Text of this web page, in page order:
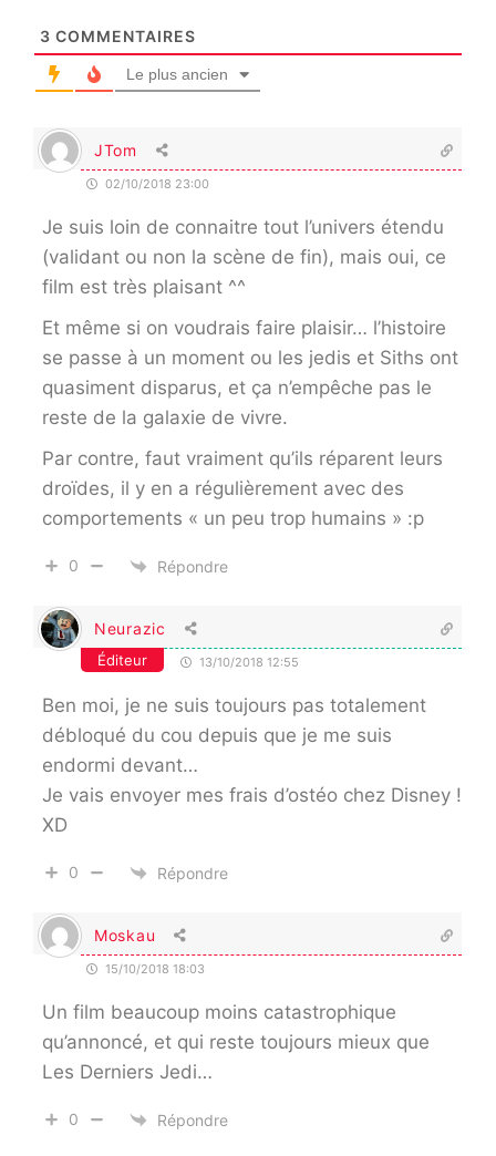
3 COMMENTAIRES
Le plus ancien
JTom
02/10/2018 23:00
Je suis loin de connaitre tout l’univers étendu
(validant ou non la scène de fin), mais oui, ce
film est très plaisant ^^
Et même si on voudrais faire plaisir… l’histoire
se passe à un moment ou les jedis et Siths ont
quasiment disparus, et ça n’empêche pas le
reste de la galaxie de vivre.
Par contre, faut vraiment qu’ils réparent leurs
droïdes, il y en a régulièrement avec des
comportements « un peu trop humains » :p
0 Répondre
Neurazic
Éditeur 13/10/2018 12:55
Ben moi, je ne suis toujours pas totalement
débloqué du cou depuis que je me suis
endormi devant…
Je vais envoyer mes frais d’ostéo chez Disney !
XD
0 Répondre
Moskau
15/10/2018 18:03
Un film beaucoup moins catastrophique
qu’annoncé, et qui reste toujours mieux que
Les Derniers Jedi…
0 Répondre